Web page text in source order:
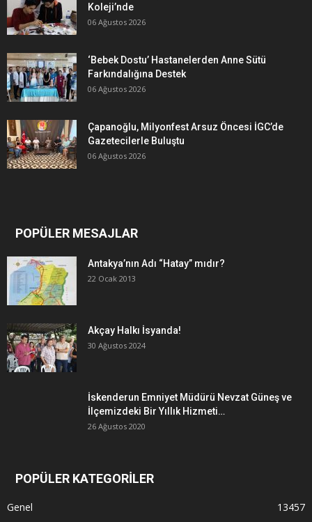
Koleji’nde
06 Ağustos 2026
‘Bebek Dostu’ Hastanelerden Anne Sütü
Farkındalığına Destek
06 Ağustos 2026
Çapanoğlu, Milyonfest Arsuz Öncesi İGC’de
Gazetecilerle Buluştu
06 Ağustos 2026
POPÜLER MESAJLAR
Antakya’nın Adı “Hatay” mıdır?
22 Ocak 2013
Akçay Halkı İsyanda!
30 Ağustos 2024
İskenderun Emniyet Müdürü Nevzat Güneş ve
İlçemizdeki Bir Yıllık Hizmeti…
26 Ağustos 2020
POPÜLER KATEGORİLER
Genel
13457